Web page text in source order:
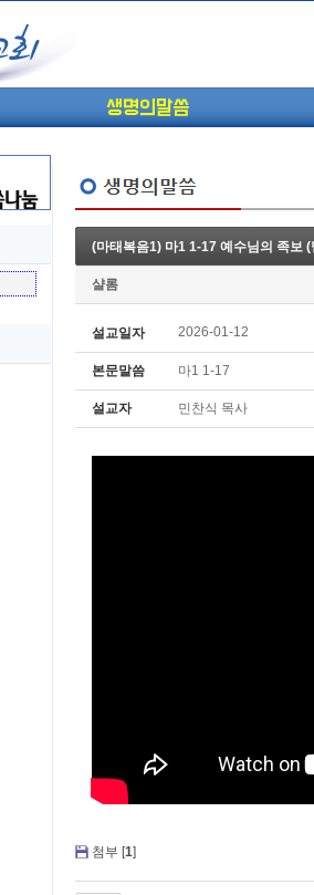
생명의말씀
05-26 (고린도전서12) 고전7:23-40 ...
05-20 (고린도전서10) 고전6:1~11 ...
05-20 (고린도전서9) 고전5:1-13 ...
05-18 (고린도전서7) 고전4:1-8 판...
(마태복음1) 마1 1-17 예수님의 족보
샬롬
설교일자 2026-01-12
본문말씀 마1 1-17
설교자 민찬식 목사
첨부 [1]